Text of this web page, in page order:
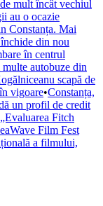
mult încât vechiul
au o ocazie
Constanța. Mai
din nou
în centrul
autobuze din
scapă de
vigoare•Constanța,
un profil de credit
Fitch
Film Fest
a filmului,